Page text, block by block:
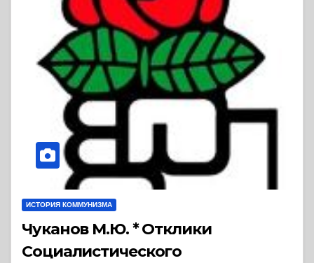
ИСТОРИЯ КОММУНИЗМА
Чуканов М.Ю. * Отклики
Социалистического